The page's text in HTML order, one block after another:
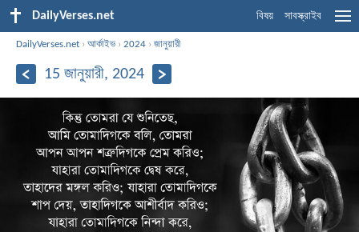
DailyVerses.net বিষয় সাবস্ক্রাইব
DailyVerses.net ›আর্কাইভ›2024 ›জানুয়ারী
15 জানুয়ারী, 2024